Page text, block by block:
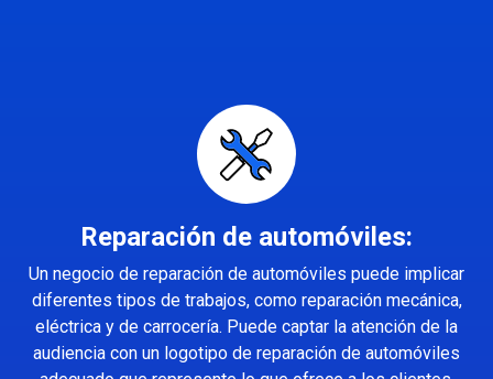
Reparación de automóviles:
Un negocio de reparación de automóviles puede implicar
diferentes tipos de trabajos, como reparación mecánica,
eléctrica y de carrocería. Puede captar la atención de la
audiencia con un logotipo de reparación de automóviles